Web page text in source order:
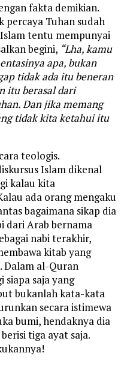
fakta demikian.
percaya Tuhan sudah
tentu mempunyai
begini, “Lha, kamu
apa, bukan
tidak ada itu beneran
itu berasal dari
Dan jika memang
tidak kita ketahui itu
teologis.
Islam dikenal
kalau kita
ada orang mengaku
bagaimana sikap dia
dari Arab bernama
nabi terakhir,
kitab yang
Dalam al-Quran
saja yang
bukanlah kata-kata
secara istimewa
bumi, hendaknya dia
tiga ayat saja.